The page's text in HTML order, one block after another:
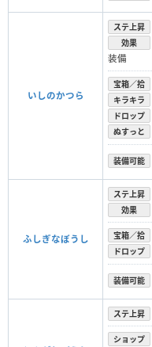
いしのかつら
ステ上昇
効果
装備
宝箱／拾
キラキラ
ドロップ
ぬすっと
装備可能
ふしぎなぼうし
ステ上昇
効果
宝箱／拾
ドロップ
装備可能
ステ上昇
ショップ